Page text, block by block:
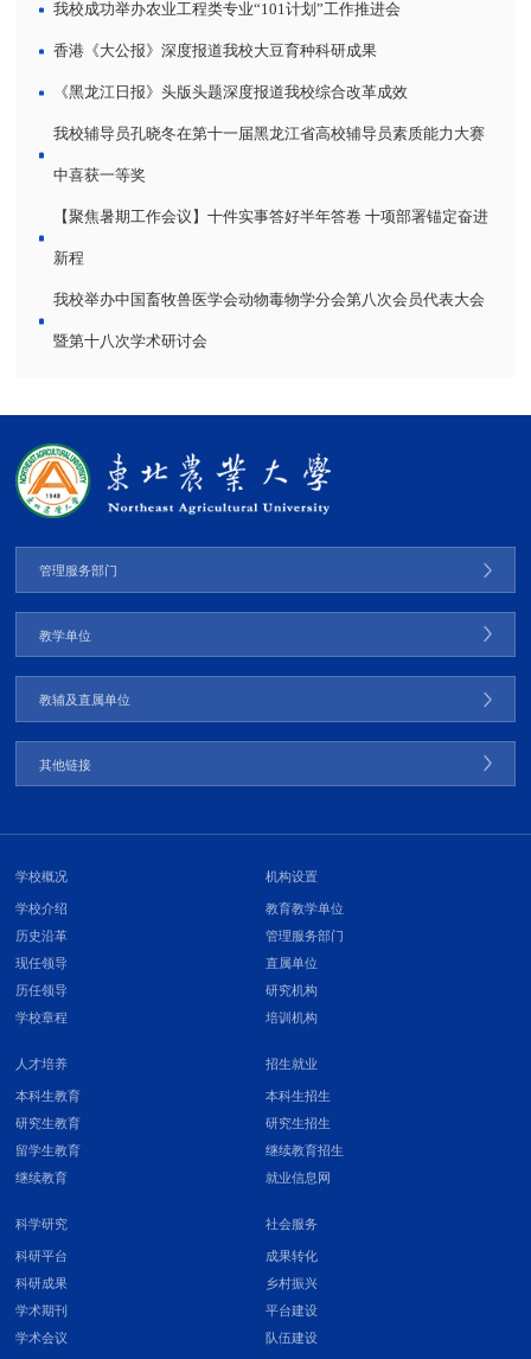
我校成功举办农业工程类专业“101计划”工作推进会
香港《大公报》深度报道我校大豆育种科研成果
《黑龙江日报》头版头题深度报道我校综合改革成效
我校辅导员孔晓冬在第十一届黑龙江省高校辅导员素质能力大赛
中喜获一等奖
【聚焦暑期工作会议】十件实事答好半年答卷 十项部署锚定奋进
新程
我校举办中国畜牧兽医学会动物毒物学分会第八次会员代表大会
暨第十八次学术研讨会
管理服务部门
教学单位
教辅及直属单位
其他链接
学校概况
学校介绍
历史沿革
现任领导
历任领导
学校章程
机构设置
教育教学单位
管理服务部门
直属单位
研究机构
培训机构
人才培养
本科生教育
研究生教育
留学生教育
继续教育
招生就业
本科生招生
研究生招生
继续教育招生
就业信息网
科学研究
科研平台
科研成果
学术期刊
学术会议
社会服务
成果转化
乡村振兴
平台建设
队伍建设